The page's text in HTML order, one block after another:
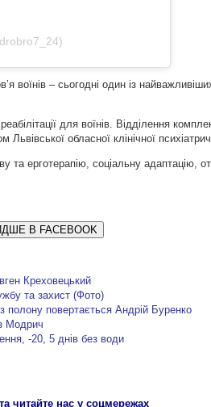
воїнів – сьогодні один із
для воїнів. Відділення
обласної клінічної
ерготерапію, соціальну адаптацію,
В FACEBOOK
Креховецький
та захист (Фото)
повертається Андрій Буренко
Модрич
-20, 5 днів без води
читайте нас у соцмережах